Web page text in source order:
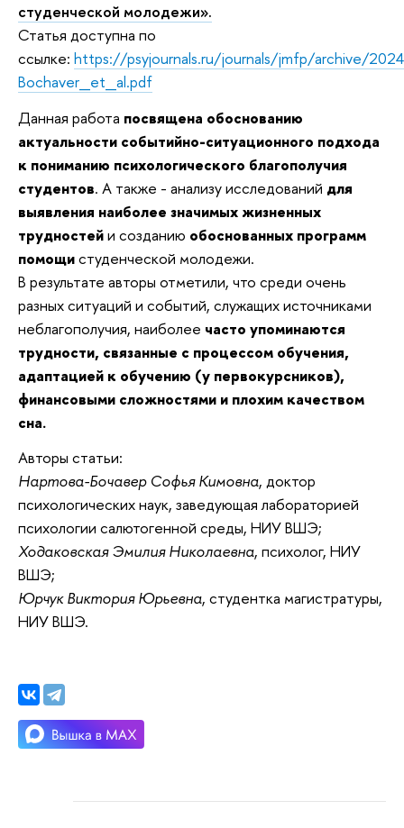
студенческой молодежи».
Статья доступна по
ссылке: https://psyjournals.ru/journals/jmfp/archive/
Bochaver_et_al.pdf
Данная работа посвящена обоснованию
актуальности событийно-ситуационного подхода
к пониманию психологического благополучия
студентов. А также - анализу исследований для
выявления наиболее значимых жизненных
трудностейи созданию обоснованных программ
помощистуденческой молодежи.
В результате авторы отметили, что среди очень
разных ситуаций и событий, служащих источниками
неблагополучия, наиболее часто упоминаются
трудности, связанные с процессом обучения,
адаптацией к обучению (у первокурсников),
финансовыми сложностями и плохим качеством
сна.
Авторы статьи:
Нартова-Бочавер Софья Кимовна, доктор
психологических наук, заведующая лабораторией
психологии салютогенной среды, НИУ ВШЭ;
Ходаковская Эмилия Николаевна, психолог, НИУ
ВШЭ;
Юрчук Виктория Юрьевна, студентка магистратуры,
НИУ ВШЭ.